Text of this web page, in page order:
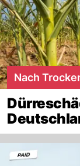
Nach